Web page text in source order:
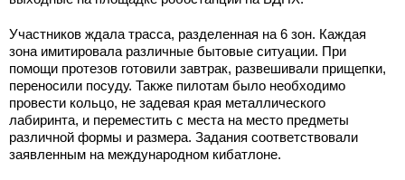
Участников ждала трасса, разделенная на 6 зон. Каждая
зона имитировала различные бытовые ситуации. При
помощи протезов готовили завтрак, развешивали прищепки,
переносили посуду. Также пилотам было необходимо
провести кольцо, не задевая края металлического
лабиринта, и переместить с места на место предметы
различной формы и размера. Задания соответствовали
заявленным на международном кибатлоне.